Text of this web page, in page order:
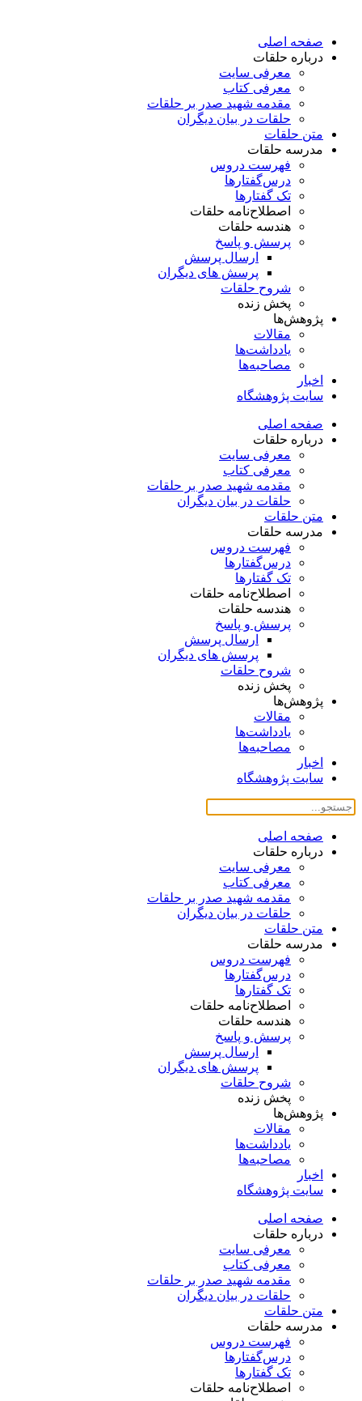
محتوا
صفحه اصلی
درباره حلقات
معرفی سایت
معرفی کتاب
مقدمه شهید صدر بر حلقات
حلقات در بیان دیگران
متن حلقات
مدرسه حلقات
فهرست دروس
درس‌گفتار‌ها
تک گفتارها
اصطلاح‌نامه حلقات
هندسه حلقات
پرسش و پاسخ
ارسال پرسش
پرسش های دیگران
شروح حلقات
پخش زنده
پژوهش‌ها
مقالات
یادداشت‌ها
مصاحبه‌ها
اخبار
سایت پژوهشگاه
صفحه اصلی
درباره حلقات
معرفی سایت
معرفی کتاب
مقدمه شهید صدر بر حلقات
حلقات در بیان دیگران
متن حلقات
مدرسه حلقات
فهرست دروس
درس‌گفتار‌ها
تک گفتارها
اصطلاح‌نامه حلقات
هندسه حلقات
پرسش و پاسخ
ارسال پرسش
پرسش های دیگران
شروح حلقات
پخش زنده
پژوهش‌ها
مقالات
یادداشت‌ها
مصاحبه‌ها
اخبار
سایت پژوهشگاه
صفحه اصلی
درباره حلقات
معرفی سایت
معرفی کتاب
مقدمه شهید صدر بر حلقات
حلقات در بیان دیگران
متن حلقات
مدرسه حلقات
فهرست دروس
درس‌گفتار‌ها
تک گفتارها
اصطلاح‌نامه حلقات
هندسه حلقات
پرسش و پاسخ
ارسال پرسش
پرسش های دیگران
شروح حلقات
پخش زنده
پژوهش‌ها
مقالات
یادداشت‌ها
مصاحبه‌ها
اخبار
سایت پژوهشگاه
صفحه اصلی
درباره حلقات
معرفی سایت
معرفی کتاب
مقدمه شهید صدر بر حلقات
حلقات در بیان دیگران
متن حلقات
مدرسه حلقات
فهرست دروس
درس‌گفتار‌ها
تک گفتارها
اصطلاح‌نامه حلقات